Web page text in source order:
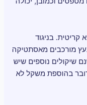
בניגוד
מורכבים מאסתטיקה
נוספים שיש
בהוספת משקל לא